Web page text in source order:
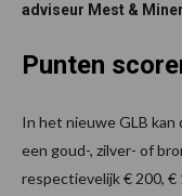
adviseur Mest &
Punten
In het nieuwe GLB kan
een goud-, zilver- of
respectievelijk € 200, €